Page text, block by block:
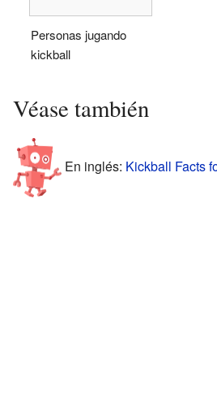
Personas jugando
kickball
Véase también
En inglés: Kickball Facts